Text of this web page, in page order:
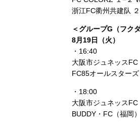
浙江FC衢州共建队
＜グループG（フク
8月19日（火）
・16:40
大阪市ジュネッスFC
FC85オールスター
・18:00
大阪市ジュネッスFC
BUDDY・FC（福岡